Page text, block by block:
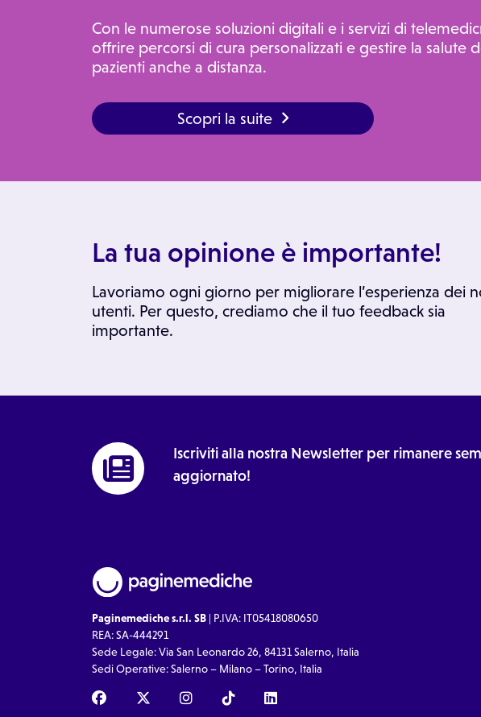
Con le numerose soluzioni digitali e i servizi di
offrire percorsi di cura personalizzati e gestire la salute
pazienti anche a distanza.
Scopri la suite
La tua opinione è importante!
Lavoriamo ogni giorno per migliorare l’esperienza dei
utenti. Per questo, crediamo che il tuo feedback sia
importante.
Iscriviti alla nostra Newsletter per rimanere
aggiornato!
Paginemediche s.r.l. SB | P.IVA: IT05418080650
REA: SA-444291
Sede Legale: Via San Leonardo 26, 84131 Salerno, Italia
Sedi Operative: Salerno – Milano – Torino, Italia